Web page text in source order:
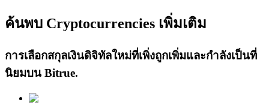
คว้าผลกำไรระยะยาวและผลประโยชน์ที่ยืดหยุ่น
ค้นพบ Cryptocurrencies เพิ่มเติม
การเลือกสกุลเงินดิจิทัลใหม่ที่เพิ่งถูกเพิ่มและกำลังเป็นที่
นิยมบน Bitrue.